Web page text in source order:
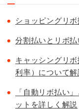
ショッピングリ
分割払いとリボ
キャッシングリ
利率）について解
「自動リボ払い
ットを詳しく解説